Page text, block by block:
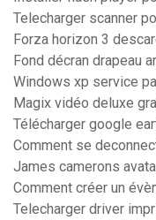
Telecharger scanner
Forza horizon 3
Fond décran drapeau
Windows xp service
Magix vidéo deluxe
Télécharger google
Comment se
James camerons
Comment créer un
Telecharger driver